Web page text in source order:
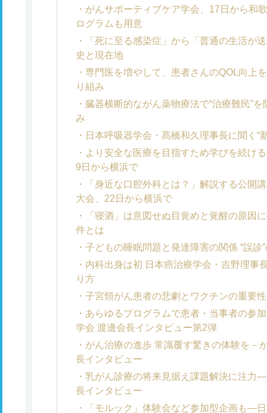
がんサポーティブケア学会、17日から和
ログラムも用意
「死に至る感染症」から「普通の生活が
史と現在地
専門医を増やして、患者さんのQOL向上
り組み
臓器横断的ながん薬物療法で“治療難民”
み
日本呼吸器学会・髙橋和久理事長に聞く“
より安全な医療を目指すため学びを続け
9日から横浜で
「身近な口腔外科とは？」解説する公開
大会、22日から横浜で
「寝酒」は意図せぬ目覚めと覚醒の原因
件とは
子どもの睡眠問題と発達障害の関係 “誤診
内科出身は初 日本癌治療学会・吉野理
り方
子宮頸がん患者の悲劇とワクチンの重要
あらゆるプログラムで患者・当事者の参
学会 渡邊会長インタビュー第2弾
がん治療の進歩 常識覆す驚きの体験を－
長インタビュー
乳がん診療の将来見据え課題解決に注
長インタビュー
「モルック」体験会など参加型企画も―